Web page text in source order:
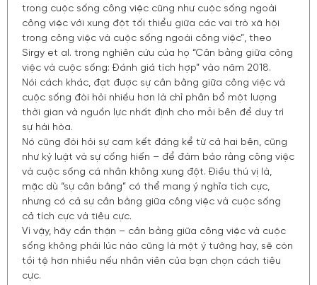
trong cuộc sống công việc cũng như cuộc sống ngoài
công việc với xung đột tối thiểu giữa các vai trò xã hội
trong công việc và cuộc sống ngoài công việc”, theo
Sirgy et al. trong nghiên cứu của họ “Cân bằng giữa công
việc và cuộc sống: Đánh giá tích hợp” vào năm 2018.
Nói cách khác, đạt được sự cân bằng giữa công việc và
cuộc sống đòi hỏi nhiều hơn là chỉ phân bổ một lượng
thời gian và nguồn lực nhất định cho mỗi bên để duy trì
sự hài hòa.
Nó cũng đòi hỏi sự cam kết đáng kể từ cả hai bên, cũng
như kỷ luật và sự cống hiến – để đảm bảo rằng công việc
và cuộc sống cá nhân không xung đột. Điều thú vị là,
mặc dù “sự cân bằng” có thể mang ý nghĩa tích cực,
nhưng có cả sự cân bằng giữa công việc và cuộc sống
cả tích cực và tiêu cực.
Vì vậy, hãy cẩn thận – cân bằng giữa công việc và cuộc
sống không phải lúc nào cũng là một ý tưởng hay, sẽ còn
tồi tệ hơn nhiều nếu nhân viên của bạn chọn cách tiêu
cực.